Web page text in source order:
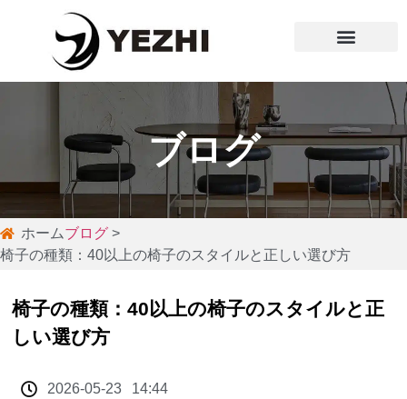
ブログ
ホームブログ>
椅子の種類：40以上の椅子のスタイルと正しい選び方
椅子の種類：40以上の椅子のスタイルと正
しい選び方
2026-05-23 14:44